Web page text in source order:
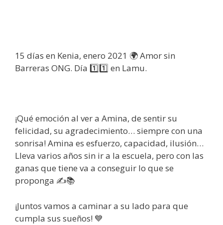
15 días en Kenia, enero 2021 🌍 Amor sin
Barreras ONG. Día 1️⃣1️⃣ en Lamu.
¡Qué emoción al ver a Amina, de sentir su
felicidad, su agradecimiento… siempre con una
sonrisa! Amina es esfuerzo, capacidad, ilusión…
Lleva varios años sin ir a la escuela, pero con las
ganas que tiene va a conseguir lo que se
proponga ✍📚
¡Juntos vamos a caminar a su lado para que
cumpla sus sueños! 💙